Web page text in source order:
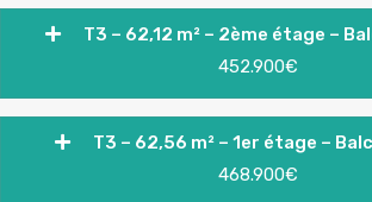
T3 – 62,12 m² – 2ème étage –
452.900€
T3 – 62,56 m² – 1er étage –
468.900€